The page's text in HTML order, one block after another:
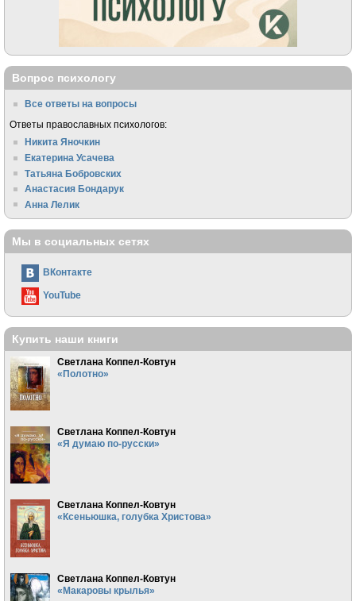
Вопрос психологу
Все ответы на вопросы
Ответы православных психологов:
Никита Яночкин
Екатерина Усачева
Татьяна Бобровских
Анастасия Бондарук
Анна Лелик
Мы в социальных сетях
ВКонтакте
YouTube
Купить наши книги
Светлана Коппел-Ковтун
«Полотно»
Светлана Коппел-Ковтун
«Я думаю по-русски»
Светлана Коппел-Ковтун
«Ксеньюшка, голубка Христова»
Светлана Коппел-Ковтун
«Макаровы крылья»